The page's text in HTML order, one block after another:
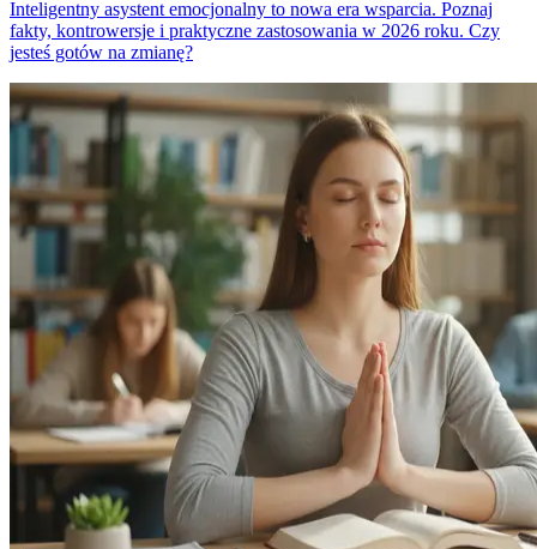
Inteligentny asystent emocjonalny to nowa era wsparcia. Poznaj
fakty, kontrowersje i praktyczne zastosowania w 2026 roku. Czy
jesteś gotów na zmianę?